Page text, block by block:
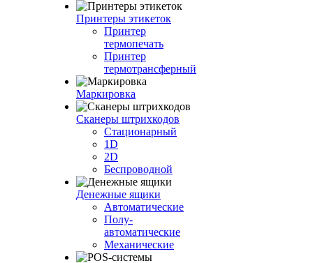
Принтеры этикеток
Принтер
термопечать
Принтер
термотрансферный
Маркировка
Сканеры штрихкодов
Стационарный
1D
2D
Беспроводной
Денежные ящики
Автоматические
Полу-
автоматические
Механические